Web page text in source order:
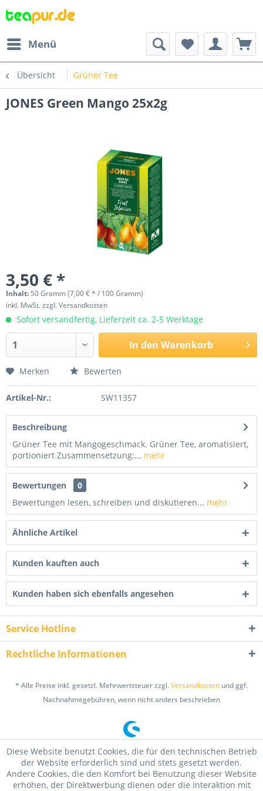
Menü
Übersicht Grüner Tee
JONES Green Mango 25x2g
3,50 € *
Inhalt: 50 Gramm (7,00 € * / 100 Gramm)
inkl. MwSt.zzgl. Versandkosten
Sofort versandfertig, Lieferzeit ca. 2-5 Werktage
In den Warenkorb
Merken Bewerten
Artikel-Nr.: SW11357
Beschreibung
Grüner Tee mit Mangogeschmack. Grüner Tee, aromatisiert,
portioniert Zusammensetzung:... mehr
Bewertungen
0
Bewertungen lesen, schreiben und diskutieren... mehr
Ähnliche Artikel
Kunden kauften auch
Kunden haben sich ebenfalls angesehen
Service Hotline
Rechtliche Informationen
* Alle Preise inkl. gesetzl. Mehrwertsteuer zzgl.Versandkosten und ggf.
Nachnahmegebühren, wenn nicht anders beschrieben
Diese Website benutzt Cookies, die für den technischen Betrieb
der Website erforderlich sind und stets gesetzt werden.
Andere Cookies, die den Komfort bei Benutzung dieser Website
erhöhen, der Direktwerbung dienen oder die Interaktion mit